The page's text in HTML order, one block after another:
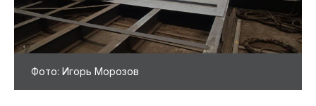
Фото: Игорь Морозов